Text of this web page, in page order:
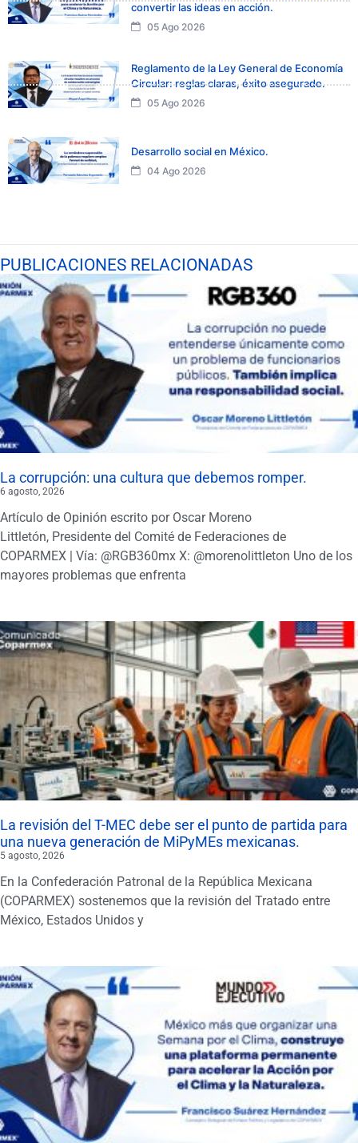
convertir las ideas en acción.
05 Ago 2026
Reglamento de la Ley General de Economía
Circular: reglas claras, éxito asegurado.
05 Ago 2026
Desarrollo social en México.
04 Ago 2026
PUBLICACIONES RELACIONADAS
La corrupción: una cultura que debemos romper.
6 agosto, 2026
Artículo de Opinión escrito por Oscar Moreno
Littletón, Presidente del Comité de Federaciones de
COPARMEX | Vía: @RGB360mx X: @morenolittleton Uno de los
mayores problemas que enfrenta
La revisión del T-MEC debe ser el punto de partida para
una nueva generación de MiPyMEs mexicanas.
5 agosto, 2026
En la Confederación Patronal de la República Mexicana
(COPARMEX) sostenemos que la revisión del Tratado entre
México, Estados Unidos y